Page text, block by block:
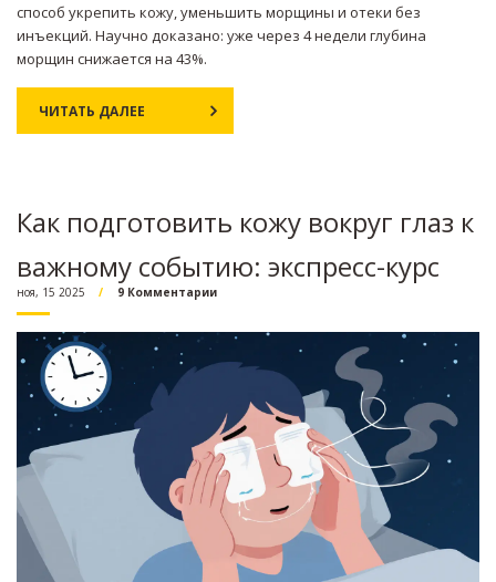
способ укрепить кожу, уменьшить морщины и отеки без
инъекций. Научно доказано: уже через 4 недели глубина
морщин снижается на 43%.
ЧИТАТЬ ДАЛЕЕ
Как подготовить кожу вокруг глаз к
важному событию: экспресс-курс
ноя, 15 2025 9 Комментарии